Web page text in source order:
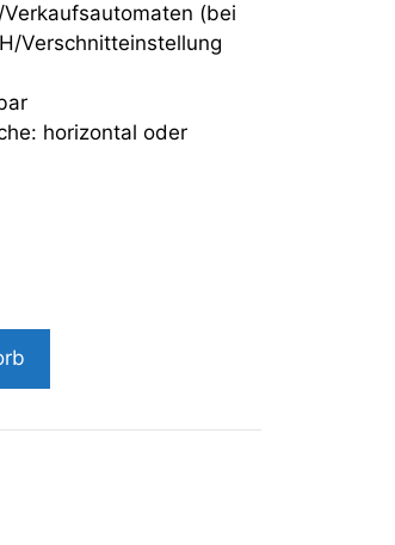
(bei
Verschnitteinstellung
horizontal oder